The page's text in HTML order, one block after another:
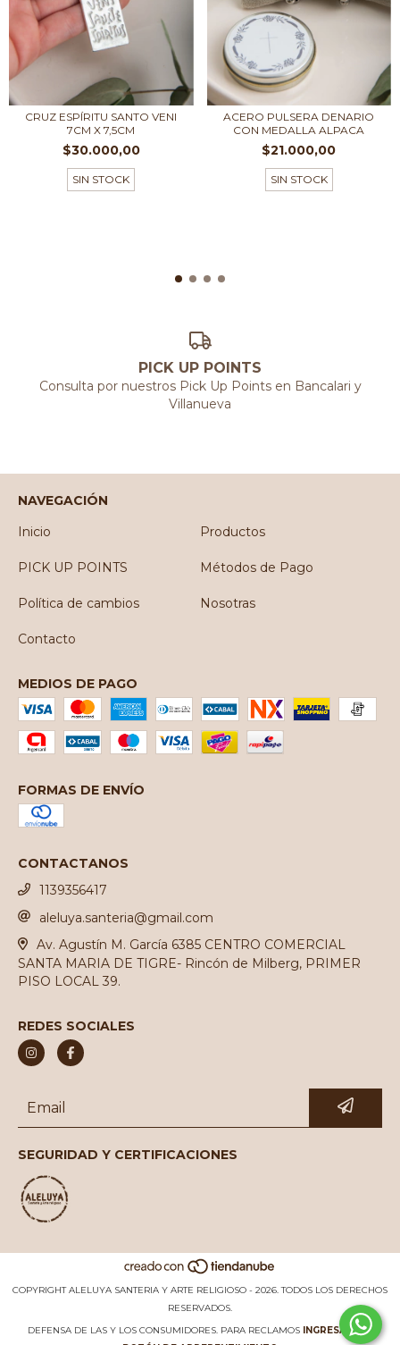
CRUZ ESPÍRITU SANTO VENI
7CM X 7,5CM
$30.000,00
SIN STOCK
ACERO PULSERA DENARIO
CON MEDALLA ALPACA
$21.000,00
SIN STOCK
PICK UP POINTS
Consulta por nuestros Pick Up Points en Bancalari y
Villanueva
NAVEGACIÓN
Inicio
Productos
PICK UP POINTS Métodos de Pago
Política de cambios Nosotras
Contacto
MEDIOS DE PAGO
FORMAS DE ENVÍO
CONTACTANOS
1139356417
aleluya.santeria@gmail.com
Av. Agustín M. García 6385 CENTRO COMERCIAL
SANTA MARIA DE TIGRE- Rincón de Milberg, PRIMER
PISO LOCAL 39.
REDES SOCIALES
SEGURIDAD Y CERTIFICACIONES
COPYRIGHT ALELUYA SANTERIA Y ARTE RELIGIOSO - 2026. TODOS LOS DERECHOS
RESERVADOS.
DEFENSA DE LAS Y LOS CONSUMIDORES. PARA RECLAMOS INGRESÁ ACÁ.